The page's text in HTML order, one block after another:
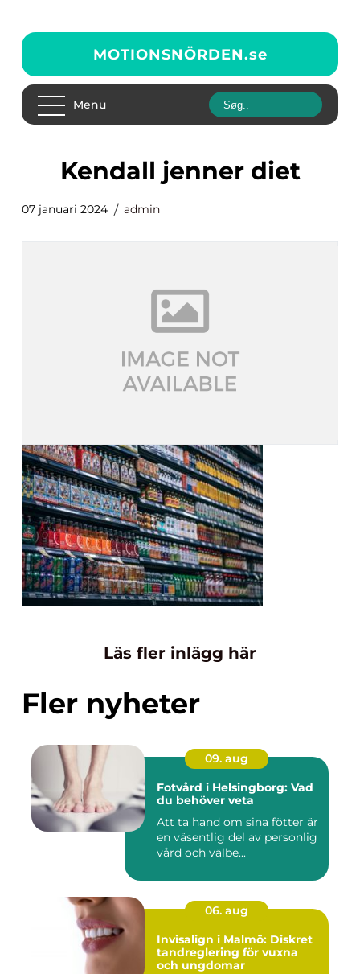
MOTIONSNÖRDEN.se
Menu
kendall jenner diet
07 januari 2024 admin
Läs fler inlägg här
Fler nyheter
09. aug
Fotvård i Helsingborg: Vad
du behöver veta
Att ta hand om sina fötter är
en väsentlig del av personlig
vård och välbe...
06. aug
Invisalign i Malmö: Diskret
tandreglering för vuxna
och ungdomar